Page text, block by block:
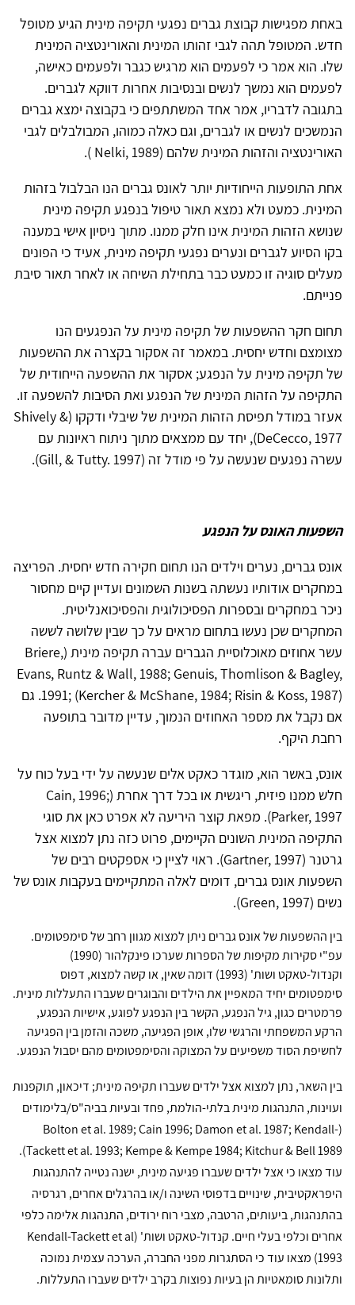
באחת מפגישות קבוצת גברים נפגעי תקיפה מינית הגיע מטופל
חדש. המטופל תהה לגבי זהותו המינית והאורינטציה המינית
שלו. הוא אמר כי לפעמים הוא מרגיש כגבר ולפעמים כאישה,
לפעמים הוא נמשך לנשים ובנסיבות אחרות דווקא לגברים.
בתגובה לדבריו, אמר אחד המשתתפים כי בקבוצה ימצא גברים
הנמשכים לנשים או לגברים, וגם כאלה כמוהו, המבולבלים לגבי
האורינטציה והזהות המינית שלהם (Nelki, 1989
).
אחת התופעות הייחודיות יותר לאונס גברים הנו הבלבול בזהות
המינית. כמעט ולא נמצא תאור טיפול בנפגע תקיפה מינית
שנושא הזהות המינית אינו חלק ממנו. מתוך ניסיון אישי במענה
בקו הסיוע לגברים ונערים נפגעי תקיפה מינית, אעיד כי הפונים
מעלים סוגיה זו כמעט כבר בתחילת השיחה או לאחר תאור סיבת
פנייתם.
תחום חקר ההשפעות של תקיפה מינית על הנפגעים הנו
מצומצם וחדש יחסית. במאמר זה אסקור בקצרה את ההשפעות
של תקיפה מינית על הנפגע; אסקור את ההשפעה הייחודית של
התקיפה על הזהות המינית של הנפגע ואת הסיבות להשפעה זו.
אעזר במודל תפיסת הזהות המינית של שיבלי ודקקו (Shively &
DeCecco, 1977), יחד עם ממצאים מתוך ניתוח ראיונות עם
עשרה נפגעים שנעשה על פי מודל זה (Gill, & Tutty. 1997
).
השפעות האונס על הנפגע
אונס גברים, נערים וילדים הנו תחום חקירה חדש יחסית. הפריצה
במחקרים אודותיו נעשתה בשנות השמונים ועדיין קיים מחסור
ניכר במחקרים ובספרות הפסיכולוגית והפסיכואנליטית.
המחקרים שכן נעשו בתחום מראים על כך שבין שלושה לששה
עשר אחוזים מאוכלוסיית הגברים עברה תקיפה מינית (Briere,
Evans, Runtz & Wall, 1988; Genuis, Thomlison & Bagley,
1991; (Kercher & McShane, 1984; Risin & Koss, 1987). גם
אם נקבל את מספר האחוזים הנמוך, עדיין מדובר בתופעה
רחבת היקף.
אונס, באשר הוא, מוגדר כאקט אלים שנעשה על ידי בעל כוח על
חלש ממנו פיזית, ריגשית או בכל דרך אחרת (Cain, 1996;
Parker, 1997) . מפאת קוצר היריעה לא אפרט כאן את סוגי
התקיפה המינית השונים הקיימים, פרוט כזה נתן למצוא אצל
גרטנר (Gartner, 1997). ראוי לציין כי אספקטים רבים של
השפעות אונס גברים, דומים לאלה המתקיימים בעקבות אונס של
נשים (Green, 1997
).
בין ההשפעות של אונס גברים ניתן למצוא מגוון רחב של סימפטומים.
עפ"י סקירות מקיפות של הספרות שערכו פינקלהור (1990)
וקנדול-טאקט ושות' (1993) דומה שאין, או קשה למצוא, דפוס
סימפטומים יחיד המאפיין את הילדים והבוגרים שעברו התעללות מינית.
פרמטרים כגון, גיל הנפגע, הקשר בין הנפגע לפוגע, אישיות הנפגע,
הרקע המשפחתי והרגשי שלו, אופן הפגיעה, משכה והזמן בין הפגיעה
לחשיפת הסוד משפיעים על המצוקה והסימפטומים מהם יסבול הנפגע.
בין השאר, נתן למצוא אצל ילדים שעברו תקיפה מינית; דיכאון, תוקפנות
ועוינות, התנהגות מינית בלתי-הולמת, פחד ובעיות בביה"ס/בלימודים
(
Bolton et al. 1989; Cain 1996; Damon et al. 1987; Kendall-
Tackett et al. 1993; Kempe & Kempe 1984; Kitchur & Bell 1989
).
עוד מצאו כי אצל ילדים שעברו פגיעה מינית, ישנה נטייה להתנהגות
היפראקטיבית, שינויים בדפוסי השינה ו/או בהרגלים אחרים, רגרסיה
בהתנהגות, ביעותים, הרטבה, מצבי רוח ירודים, התנהגות אלימה כלפי
אחרים וכלפי בעלי חיים. קנדול-טאקט ושות' (Kendall-Tackett et al
1993) מצאו עוד כי הסתגרות מפני החברה, הערכה עצמית נמוכה
ותלונות סומאטיות הן בעיות נפוצות בקרב ילדים שעברו התעללות.